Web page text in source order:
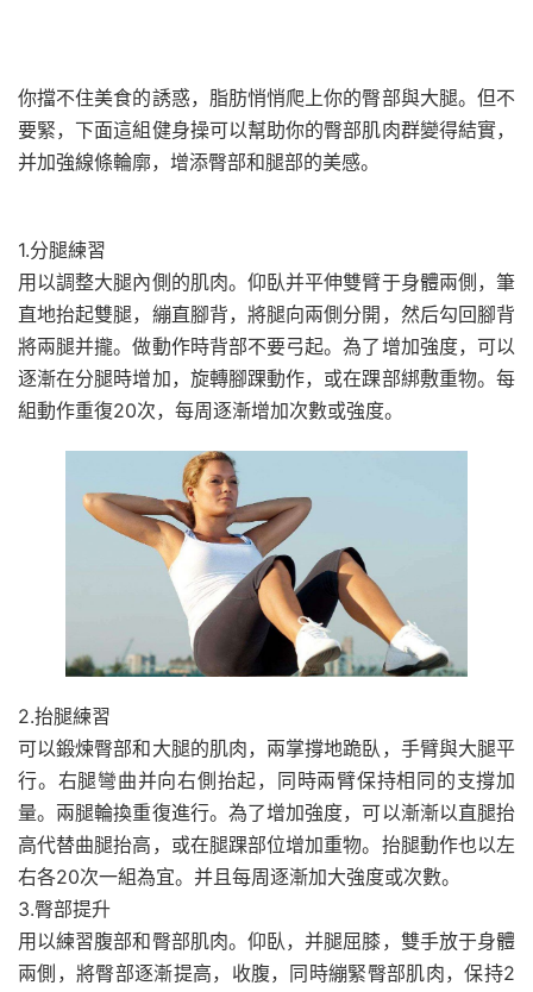
你擋不住美食的誘惑，脂肪悄悄爬上你的臀部與大腿。但不
要緊，下面這組健身操可以幫助你的臀部肌肉群變得結實，
并加強線條輪廓，增添臀部和腿部的美感。
1.分腿練習
用以調整大腿內側的肌肉。仰臥并平伸雙臂于身體兩側，筆
直地抬起雙腿，繃直腳背，將腿向兩側分開，然后勾回腳背
將兩腿并攏。做動作時背部不要弓起。為了增加強度，可以
逐漸在分腿時增加，旋轉腳踝動作，或在踝部綁敷重物。每
組動作重復20次，每周逐漸增加次數或強度。
2.抬腿練習
可以鍛煉臀部和大腿的肌肉，兩掌撐地跪臥，手臂與大腿平
行。右腿彎曲并向右側抬起，同時兩臂保持相同的支撐加
量。兩腿輪換重復進行。為了增加強度，可以漸漸以直腿抬
高代替曲腿抬高，或在腿踝部位增加重物。抬腿動作也以左
右各20次一組為宜。并且每周逐漸加大強度或次數。
3.臀部提升
用以練習腹部和臀部肌肉。仰臥，并腿屈膝，雙手放于身體
兩側，將臀部逐漸提高，收腹，同時繃緊臀部肌肉，保持2